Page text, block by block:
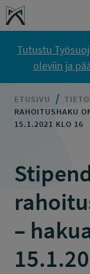
Siirry sisältöön
Työsuojelurahasto
Tutustu
oleviin ja
ETUSIVU
RAHOITUSHAKU
15.1.2021 KLO 16
–